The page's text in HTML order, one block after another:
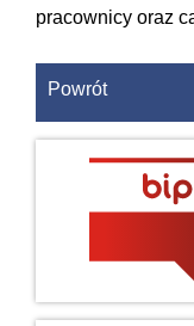
pracownicy oraz
Powrót